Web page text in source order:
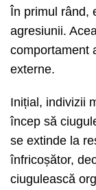
În primul rând,
agresiunii.
comportament
externe.
Inițial, indivizii
încep să
se extinde la
înfricoșător,
ciugulească